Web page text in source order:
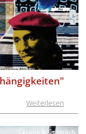
Weiterlesen
Lesung & Gespräch